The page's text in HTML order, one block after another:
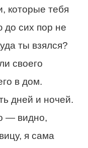
которые тебя
сих пор не
ты взялся?
своего
в дом.
дней и ночей.
— видно,
я сама